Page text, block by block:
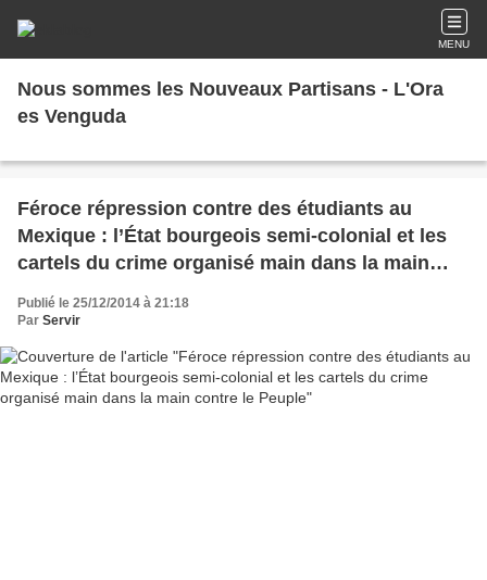
MENU
Nous sommes les Nouveaux Partisans - L'Ora
es Venguda
Féroce répression contre des étudiants au
Mexique : l’État bourgeois semi-colonial et les
cartels du crime organisé main dans la main
contre le Peuple
Publié le 25/12/2014 à 21:18
Par Servir